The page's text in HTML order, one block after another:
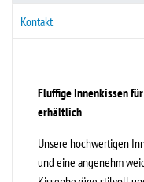
Kontakt
Fluffige Innenkissen
erhältlich
Unsere hochwertigen
und eine angenehm